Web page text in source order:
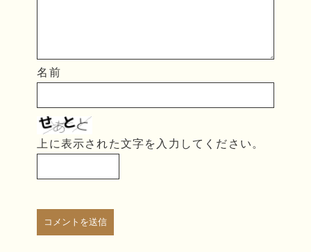
名前
上に表示された文字を入力してください。